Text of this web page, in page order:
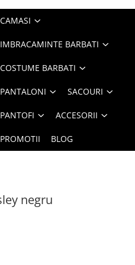
CAMASI
IMBRACAMINTE BARBATI
COSTUME BARBATI
PANTALONI SACOURI
PANTOFI ACCESORII
PROMOTII BLOG
negru